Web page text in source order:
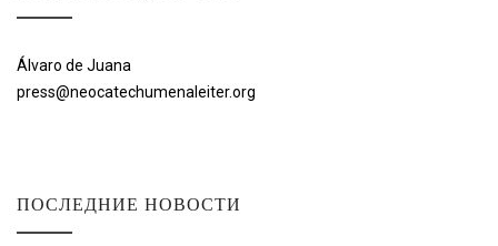
Álvaro de Juana
press@neocatechumenaleiter.org
ПОСЛЕДНИЕ НОВОСТИ